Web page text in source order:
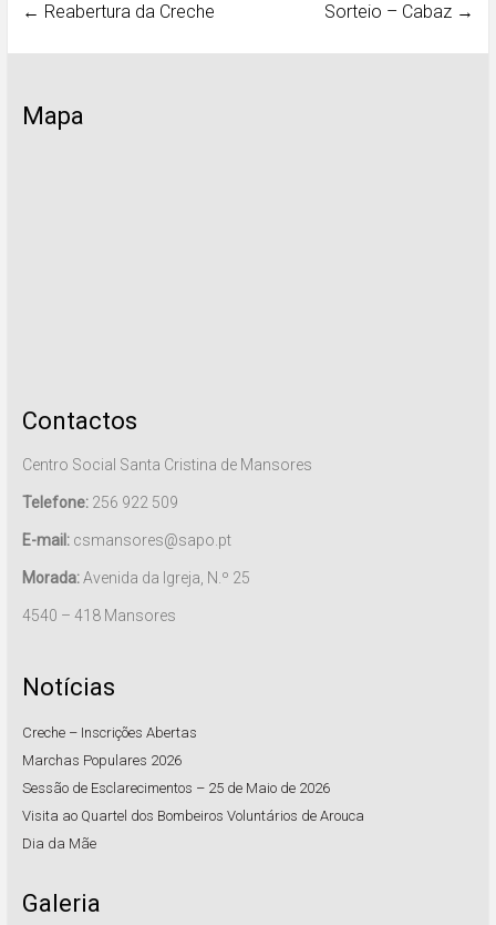
← Reabertura da Creche Sorteio – Cabaz →
Mapa
Contactos
Centro Social Santa Cristina de Mansores
Telefone:256 922 509
E-mail:csmansores@sapo.pt
Morada:Avenida da Igreja, N.º 25
4540 – 418 Mansores
Notícias
Creche – Inscrições Abertas
Marchas Populares 2026
Sessão de Esclarecimentos – 25 de Maio de 2026
Visita ao Quartel dos Bombeiros Voluntários de Arouca
Dia da Mãe
Galeria